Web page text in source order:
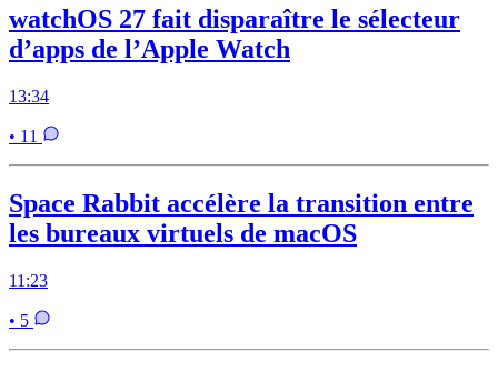
watchOS 27 fait disparaître le sélecteur
d’apps de l’Apple Watch
13:34
• 11
Space Rabbit accélère la transition entre
les bureaux virtuels de macOS
11:23
• 5